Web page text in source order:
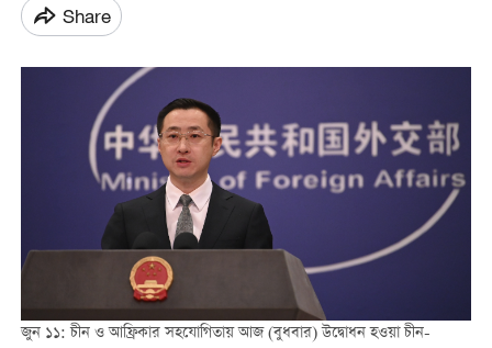
Share
জুন ১১: চীন ও আফ্রিকার সহযোগিতায় আজ (বুধবার) উদ্বোধন হওয়া চীন-